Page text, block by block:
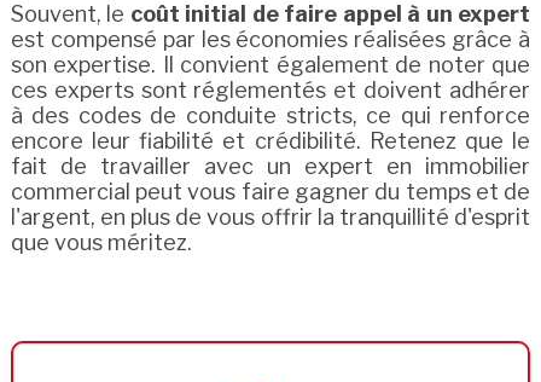
Souvent, le coût initial de faire appel à un expert
est compensé par les économies réalisées grâce à
son expertise. Il convient également de noter que
ces experts sont réglementés et doivent adhérer
à des codes de conduite stricts, ce qui renforce
encore leur fiabilité et crédibilité. Retenez que le
fait de travailler avec un expert en immobilier
commercial peut vous faire gagner du temps et de
l'argent, en plus de vous offrir la tranquillité d'esprit
que vous méritez.